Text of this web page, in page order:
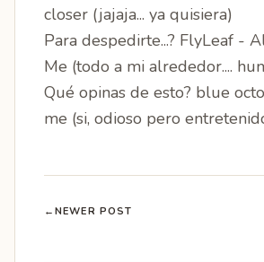
closer (jajaja... ya quisiera)
Para despedirte...? FlyLeaf -
Me (todo a mi alrededor....
Qué opinas de esto? blue
me (si, odioso pero
←NEWER POST